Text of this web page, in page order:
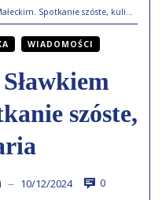
Spotkanie szóste, kulinaria
WIADOMOŚCI
szóste,
— 10/12/2024 0